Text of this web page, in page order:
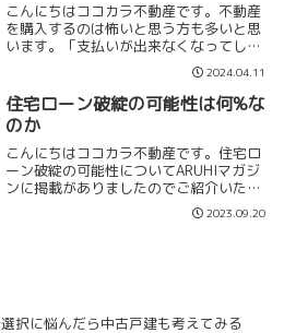
こんにちはココカラ不動産です。不動産
を購入するのは怖いと思う方も多いと思
います。「支払いが出来なくなってしま
うのではないか…」「購入した不動産が
値下がりするのではないか…」「悪い物
件を購入してしまうのではないか…」
「購入後に他に良い物件を見...
2024.04.11
住宅ローン破綻の可能性は何%な
のか
こんにちはココカラ不動産です。住宅ロ
ーン破綻の可能性についてARUHIマガジ
ンに掲載がありましたのでご紹介いたし
ます。住宅ローン破綻になる可能性は
「3〜4%」だそうです。記事の中に住宅
2023.09.20
選択に悩んだら中古戸建も考えてみる